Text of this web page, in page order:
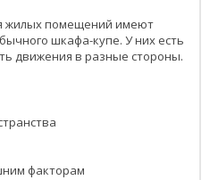
жилых помещений имеют
шкафа-купе. У них есть
движения в разные стороны.
факторам